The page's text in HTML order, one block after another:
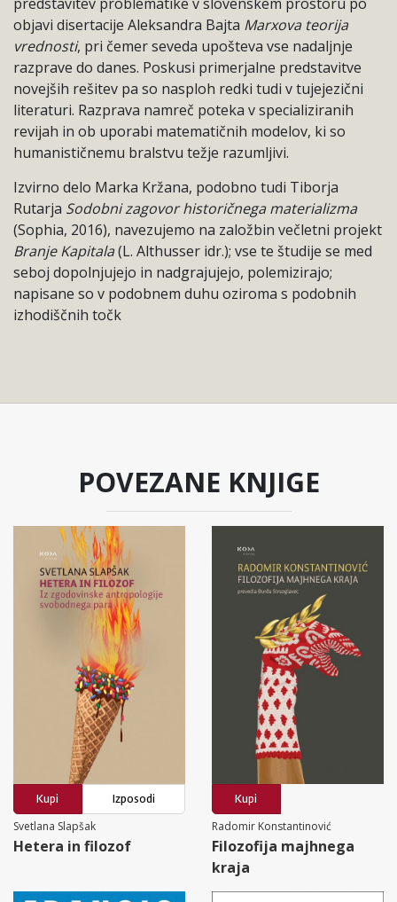
objavi disertacije Aleksandra Bajta Marxova teorija
vrednosti, pri čemer seveda upošteva vse nadaljnje
razprave do danes. Poskusi primerjalne predstavitve
novejših rešitev pa so nasploh redki tudi v tujejezični
literaturi. Razprava namreč poteka v specializiranih
revijah in ob uporabi matematičnih modelov, ki so
humanističnemu bralstvu težje razumljivi.
Izvirno delo Marka Kržana, podobno tudi Tiborja
Rutarja Sodobni zagovor historičnega materializma
(Sophia, 2016), navezujemo na založbin večletni projekt
Branje Kapitala(L. Althusser idr.); vse te študije se med
seboj dopolnjujejo in nadgrajujejo, polemizirajo;
napisane so v podobnem duhu oziroma s podobnih
izhodiščnih točk
POVEZANE KNJIGE
Kupi
Izposodi
Svetlana Slapšak
Hetera in filozof
Kupi
Radomir Konstantinović
Filozofija majhnega
kraja